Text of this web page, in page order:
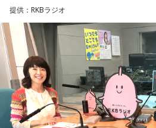
■メールアドレス：
■公式Xアカウント：
■ハッシュタグ：#マンガのラジオ
■番組HP：
https://manga-no-
提供：RKBラジオ